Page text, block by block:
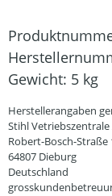
Gewicht: 5 kg
Herstellerangaben
Stihl Vetriebszentrale
Robert-Bosch-Straße
64807 Dieburg
Deutschland